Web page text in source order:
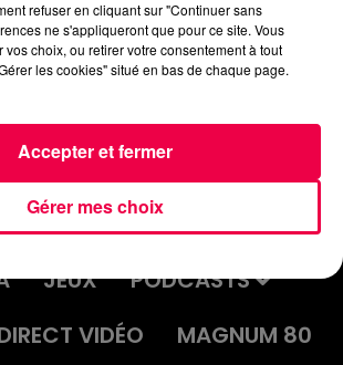
INFOS
EMISSIONS
JEUX
PODCASTS
VIDÉO
MAGNUM 80
refuser en cliquant sur "Continuer sans
ne s'appliqueront que pour ce site. Vous
vos choix, ou retirer votre consentement à tout
les cookies" situé en bas de chaque page.
Gérer mes choix
Accepter et fermer